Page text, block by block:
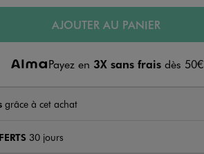
AJOUTER AU PANIER
Payez en 3X sans fraisdès 50€
grâce à cet achat
30 jours